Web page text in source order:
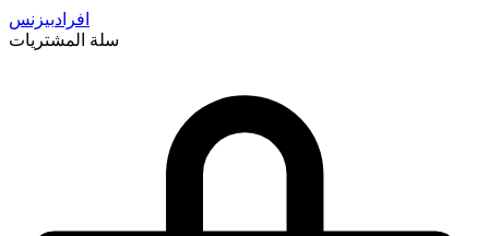
افرادبيزنس
سلة المشتريات